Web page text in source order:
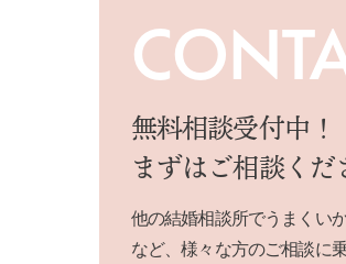
無料相談受付中！
まずはご相談くだ
他の結婚相談所でうまくい
など、様々な方のご相談に